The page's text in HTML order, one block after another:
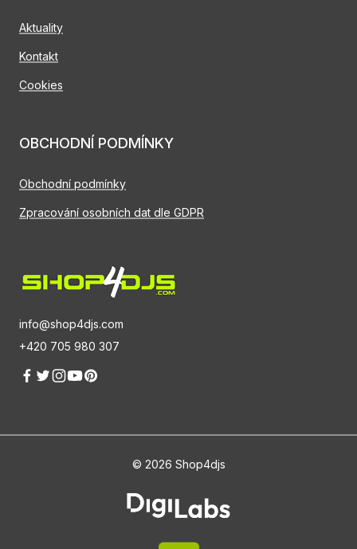
info@shop4djs.com
+420 705 980 307
Aktuality
Kontakt
Cookies
OBCHODNÍ PODMÍNKY
Obchodní podmínky
Zpracování osobních dat dle GDPR
© 2026 Shop4djs